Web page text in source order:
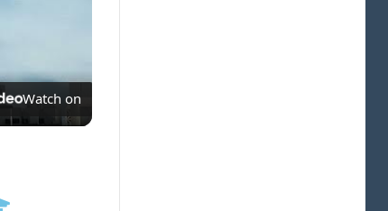
Watch on